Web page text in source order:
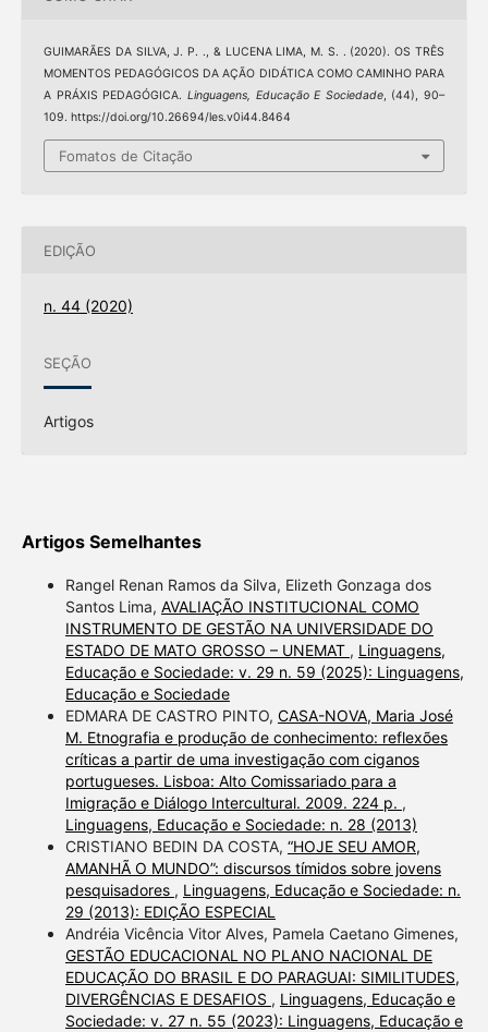
GUIMARÃES DA SILVA, J. P. ., & LUCENA LIMA, M. S. . (2020). OS TRÊS
MOMENTOS PEDAGÓGICOS DA AÇÃO DIDÁTICA COMO CAMINHO PARA
A PRÁXIS PEDAGÓGICA. Linguagens, Educação E Sociedade, (44), 90–
109. https://doi.org/10.26694/les.v0i44.8464
Fomatos de Citação
EDIÇÃO
n. 44 (2020)
SEÇÃO
Artigos
Artigos Semelhantes
Rangel Renan Ramos da Silva, Elizeth Gonzaga dos
Santos Lima, AVALIAÇÃO INSTITUCIONAL COMO
INSTRUMENTO DE GESTÃO NA UNIVERSIDADE DO
ESTADO DE MATO GROSSO – UNEMAT , Linguagens,
Educação e Sociedade: v. 29 n. 59 (2025): Linguagens,
Educação e Sociedade
EDMARA DE CASTRO PINTO, CASA-NOVA, Maria José
M. Etnografia e produção de conhecimento: reflexões
críticas a partir de uma investigação com ciganos
portugueses. Lisboa: Alto Comissariado para a
Imigração e Diálogo Intercultural. 2009. 224 p. ,
Linguagens, Educação e Sociedade: n. 28 (2013)
CRISTIANO BEDIN DA COSTA, “HOJE SEU AMOR,
AMANHÃ O MUNDO”: discursos tímidos sobre jovens
pesquisadores , Linguagens, Educação e Sociedade: n.
29 (2013): EDIÇÃO ESPECIAL
Andréia Vicência Vitor Alves, Pamela Caetano Gimenes,
GESTÃO EDUCACIONAL NO PLANO NACIONAL DE
EDUCAÇÃO DO BRASIL E DO PARAGUAI: SIMILITUDES,
DIVERGÊNCIAS E DESAFIOS , Linguagens, Educação e
Sociedade: v. 27 n. 55 (2023): Linguagens, Educação e